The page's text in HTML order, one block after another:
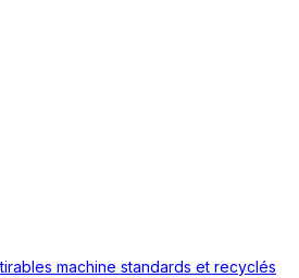
machine standards et recyclés